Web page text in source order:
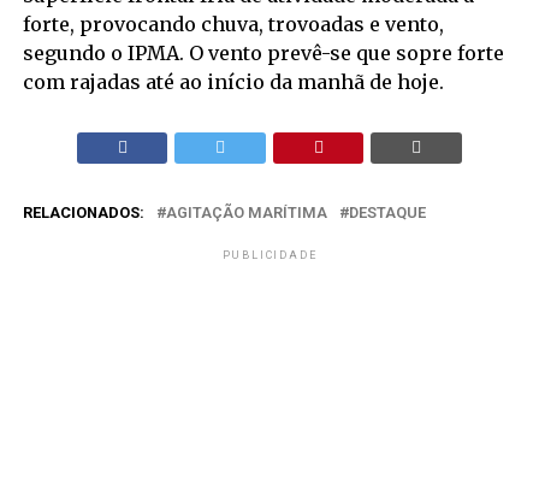
forte, provocando chuva, trovoadas e vento,
segundo o IPMA. O vento prevê-se que sopre forte
com rajadas até ao início da manhã de hoje.
RELACIONADOS: AGITAÇÃO MARÍTIMA DESTAQUE
PUBLICIDADE